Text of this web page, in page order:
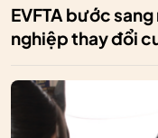
EVFTA bước
nghiệp thay đổi